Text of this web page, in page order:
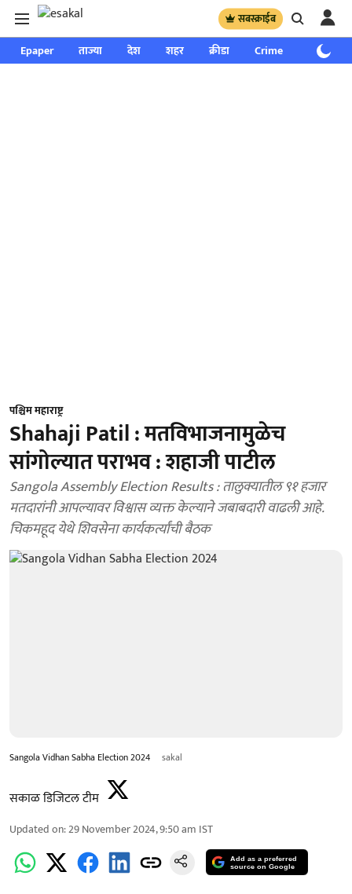
सबस्क्राईब
Epaper ताज्या देश शहर क्रीडा Crime साप्ताहिक
पश्चिम महाराष्ट्र
Shahaji Patil : मतविभाजनामुळेच
सांगोल्यात पराभव : शहाजी पाटील
Sangola Assembly Election Results : तालुक्यातील ९१ हजार
मतदारांनी आपल्यावर विश्वास व्यक्त केल्याने जबाबदारी वाढली आहे.
चिकमहूद येथे शिवसेना कार्यकर्त्यांची बैठक
Sangola Vidhan Sabha Election 2024 sakal
सकाळ डिजिटल टीम
Updated on:29 November 2024, 9:50 am IST
Add as a preferred
source on Google